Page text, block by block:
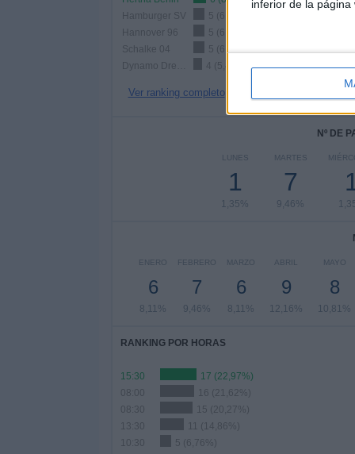
inferior de la página
Hamburger SV
5 (6,76%)
Hannover 96
5 (6,76%)
Schalke 04
5 (6,76%)
4 (5,41%)
Ver ranking completo
Nº DE
LUNES
1
1,35%
MARTES
7
9,46%
ENERO
6
8,11%
FEBRERO
7
9,46%
MARZO
6
8,11%
ABRIL
9
12,16%
MAYO
8
10,81%
RANKING POR HORAS
15:30
17 (22,97%)
08:00
16 (21,62%)
08:30
15 (20,27%)
13:30
11 (14,86%)
10:30
5 (6,76%)